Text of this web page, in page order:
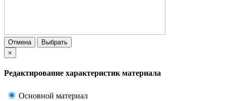
Отмена
Выбрать
×
Редактирование характеристик материала
Основной материал